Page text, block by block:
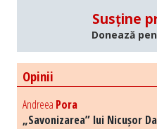
Susține
Donează
Opinii
Andreea Pora
„Savonizarea” lui Nicușor